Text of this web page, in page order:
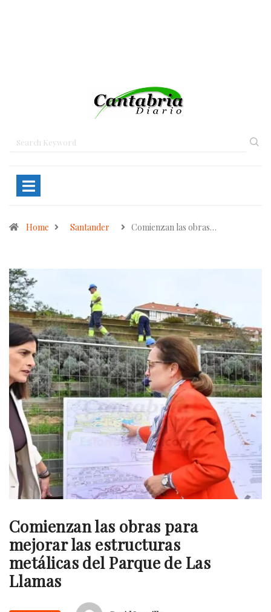
Home Santander Comienzan las obras…
Comienzan las obras para
mejorar las estructuras
metálicas del Parque de Las
Llamas